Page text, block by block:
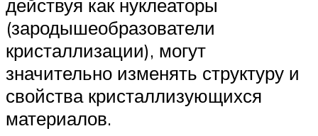
действуя как нуклеаторы
(зародышеобразователи
кристаллизации), могут
значительно изменять структуру и
свойства кристаллизующихся
материалов.